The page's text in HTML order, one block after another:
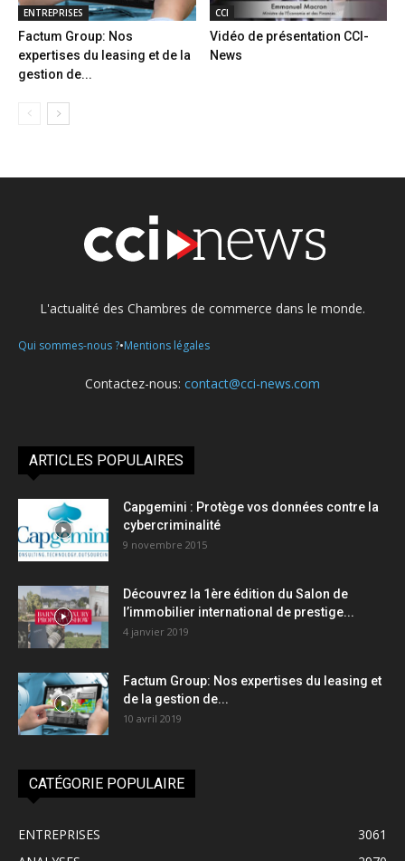
ENTREPRISES
Factum Group: Nos
expertises du leasing et de la
gestion de...
CCI
Vidéo de présentation CCI-
News
L'actualité des Chambres de commerce dans le monde.
Qui sommes-nous ?•Mentions légales
Contactez-nous: contact@cci-news.com
ARTICLES POPULAIRES
Capgemini : Protège vos données contre la
cybercriminalité
9 novembre 2015
Découvrez la 1ère édition du Salon de
l’immobilier international de prestige...
4 janvier 2019
Factum Group: Nos expertises du leasing et
de la gestion de...
10 avril 2019
CATÉGORIE POPULAIRE
ENTREPRISES
3061